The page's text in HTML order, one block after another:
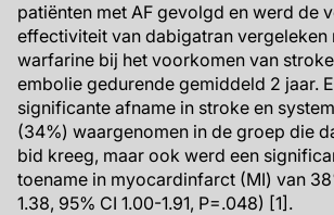
patiënten met AF gevolgd en werd de
effectiviteit van dabigatran vergeleken
warfarine bij het voorkomen van
embolie gedurende gemiddeld 2 jaar.
significante afname in stroke en
(34%) waargenomen in de groep die
bid kreeg, maar ook werd een
toename in myocardinfarct (MI) van
1.38, 95% CI 1.00-1.91, P=.048) [1].